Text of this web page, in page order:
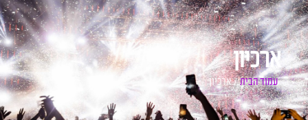
ארכיון
עמוד הבית/ ארכיון